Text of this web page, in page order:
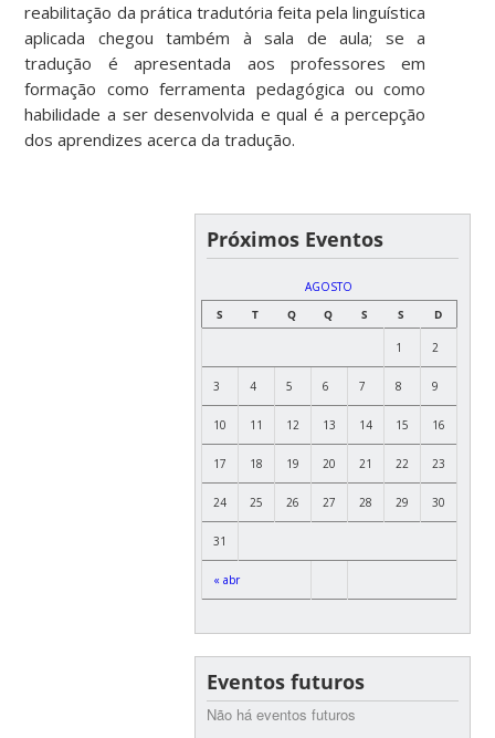
reabilitação da prática tradutória feita pela linguística
aplicada chegou também à sala de aula; se a
tradução é apresentada aos professores em
formação como ferramenta pedagógica ou como
habilidade a ser desenvolvida e qual é a percepção
dos aprendizes acerca da tradução.
Próximos Eventos
AGOSTO
S
T Q Q S S D
« abr
1 2
3 4 5 6 7 8 9
10 11 12 13 14 15 16
17 18 19 20 21 22 23
24 25 26 27 28 29 30
31
Eventos futuros
Não há eventos futuros